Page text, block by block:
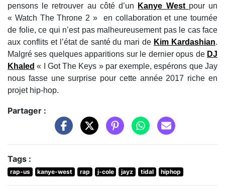
pensons le retrouver au côté d’un Kanye West pour un
« Watch The Throne 2 » en collaboration et une tournée
de folie, ce qui n’est pas malheureusement pas le cas face
aux conflits et l’état de santé du mari de Kim Kardashian.
Malgré ses quelques apparitions sur le dernier opus de DJ
Khaled « I Got The Keys » par exemple, espérons que Jay
nous fasse une surprise pour cette année 2017 riche en
projet hip-hop.
Partager :
Tags :
rap-us kanye-west rap j-cole jayz tidal hiphop